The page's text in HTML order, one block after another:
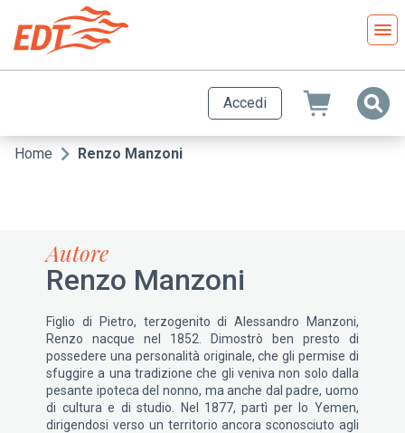
contenuto
principale
Accedi
Briciole
Home Renzo Manzoni
Autore
Renzo Manzoni
Figlio di Pietro, terzogenito di Alessandro Manzoni,
Renzo nacque nel 1852. Dimostrò ben presto di
possedere una personalità originale, che gli permise di
sfuggire a una tradizione che gli veniva non solo dalla
pesante ipoteca del nonno, ma anche dal padre, uomo
di cultura e di studio. Nel 1877, partì per lo Yemen,
dirigendosi verso un territorio ancora sconosciuto agli